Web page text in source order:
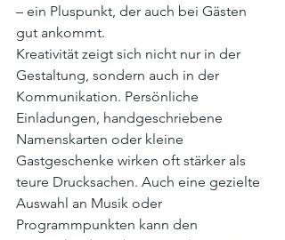
– ein Pluspunkt, der auch bei Gästen
gut ankommt.
Kreativität zeigt sich nicht nur in der
Gestaltung, sondern auch in der
Kommunikation. Persönliche
Einladungen, handgeschriebene
Namenskarten oder kleine
Gastgeschenke wirken oft stärker als
teure Drucksachen. Auch eine gezielte
Auswahl an Musik oder
Programmpunkten kann den